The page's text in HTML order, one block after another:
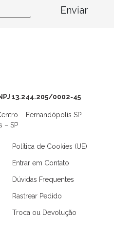
Enviar
13.244.205/0002-45
– Fernandópolis SP
– SP
Política de Cookies (UE)
Entrar em Contato
Dúvidas Frequentes
Rastrear Pedido
Troca ou Devolução